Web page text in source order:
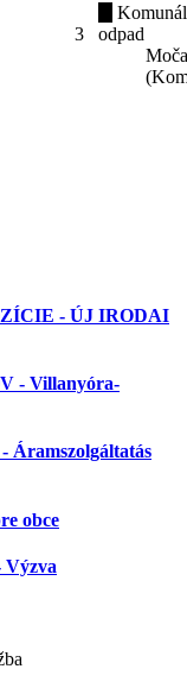
3
odpad
Moča
- ÚJ IRODAI
- Villanyóra-
Áramszolgáltatás
obce
Výzva